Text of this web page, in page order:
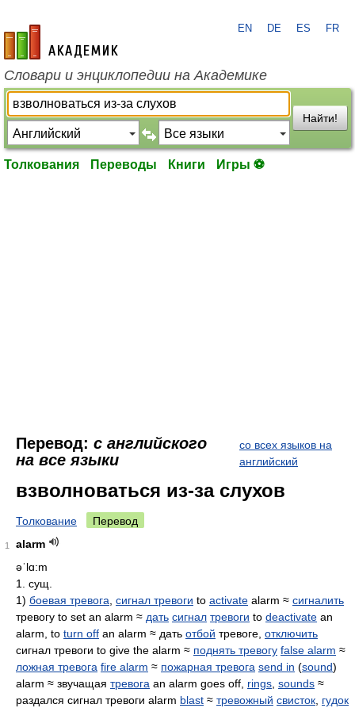
academic.ru
EN DE ES FR
Словари и энциклопедии на Академике
Найти!
Толкования Переводы Книги Игры ⚽
Перевод: с английского
на все языки
со всех языков на
английский
взволноваться из-за слухов
Толкование Перевод
1
alarm
əˈlɑ:m
1. сущ.
1) боевая тревога сигнал тревоги to activate alarm ≈ сигналить
тревогу to set an alarm ≈ дать сигнал тревоги to deactivate an
alarm, to turn off an alarm ≈ дать отбой тревоге, отключить
сигнал тревоги to give the alarm ≈ поднять тревогу false alarm ≈
ложная тревога fire alarm ≈ пожарная тревога send in (sound)
alarm ≈ звучащая тревога an alarm goes off, rings sounds ≈
раздался сигнал тревоги alarm blast ≈ тревожный свисток гудок